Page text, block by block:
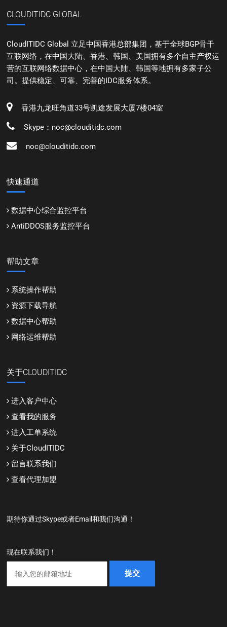
CLOUDITIDC GLOBAL
CloudITIDC Global 立足中国香港总部集团，基于全球BGP骨干
互联网络，在中国大陆、香港、韩国、美国拥有多个自主产权运
营的互联网络数据中心，在中国大陆、韩国等地拥有多家子公
司。提供稳定、可靠、完善的IDC服务体系。
香港九龙旺角道33号凯途发展大厦7楼04室
Skype：noc@clouditidc.com
noc@clouditidc.com
快速通道
数据中心综合监控平台
AntiDDOS服务监控平台
帮助文章
系统操作帮助
资源下载导航
数据中心帮助
网络运维帮助
关于CLOUDITIDC
进入客户中心
查看我的服务
进入工单系统
关于CloudITIDC
留言联系我们
查看代理加盟
期待你通过Skype或者Email和我们沟通！
现在联系我们！